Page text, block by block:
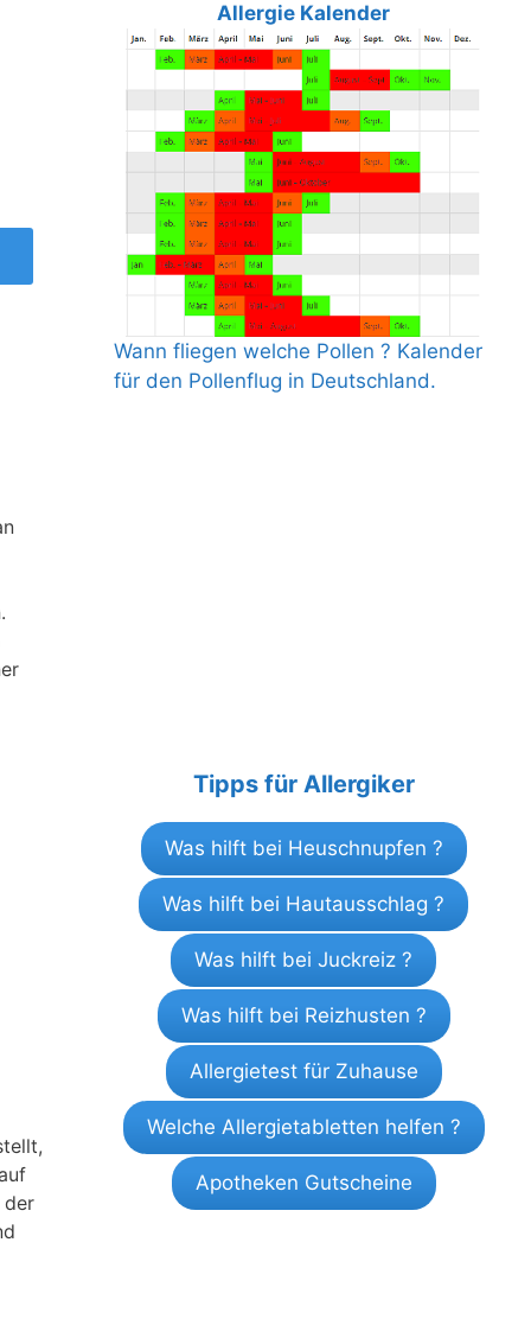
der
Allergie Kalender
Wann fliegen welche Pollen ? Kalender
für den Pollenflug in Deutschland.
Tipps für Allergiker
Was hilft bei Heuschnupfen ?
Was hilft bei Hautausschlag ?
Was hilft bei Juckreiz ?
Was hilft bei Reizhusten ?
Allergietest für Zuhause
Welche Allergietabletten helfen ?
Apotheken Gutscheine